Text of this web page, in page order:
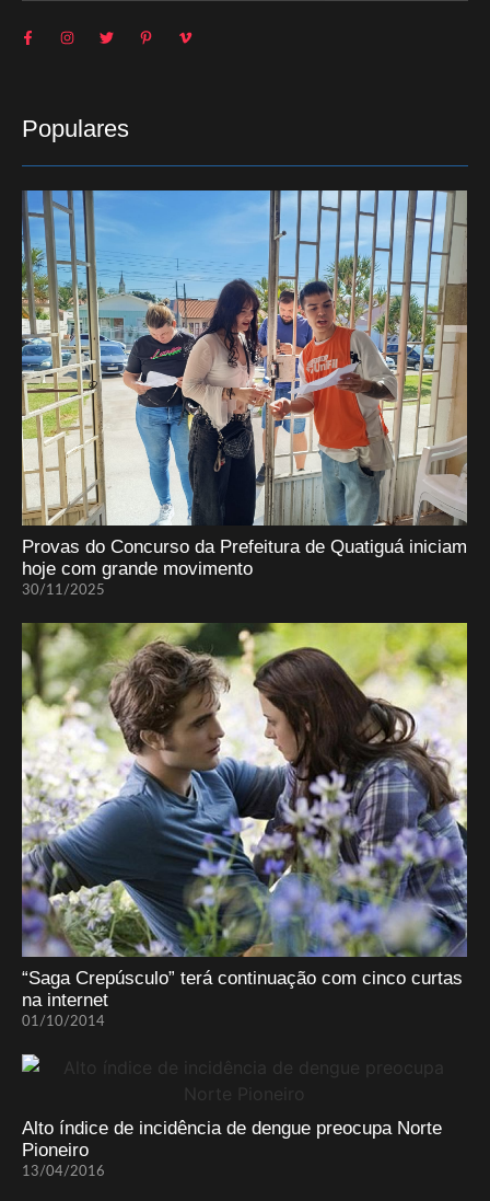
Populares
Provas do Concurso da Prefeitura de Quatiguá iniciam
hoje com grande movimento
30/11/2025
“Saga Crepúsculo” terá continuação com cinco curtas
na internet
01/10/2014
Alto índice de incidência de dengue preocupa Norte
Pioneiro
13/04/2016